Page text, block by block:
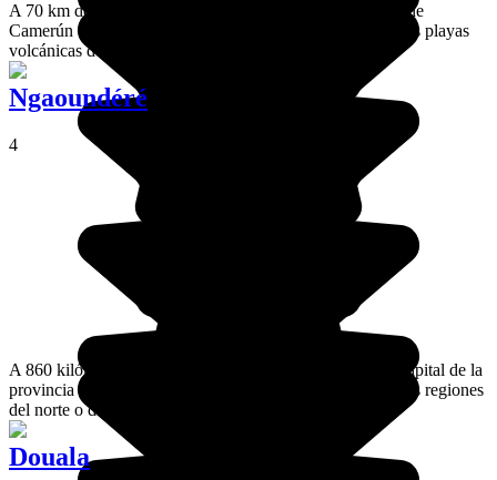
A 70 km de Douala, Limbe es la segunda ciudad costera de
Camerún tras Kribi. La particularidad de Limbe está en sus playas
volcánicas de arena negra.
Ngaoundéré
4
A 860 kilómetros al norte de Yaundé, Ngaoundere es la capital de la
provincia de Adamawa. El último paso antes de llegar a las regiones
del norte o del extremo norte.
Douala